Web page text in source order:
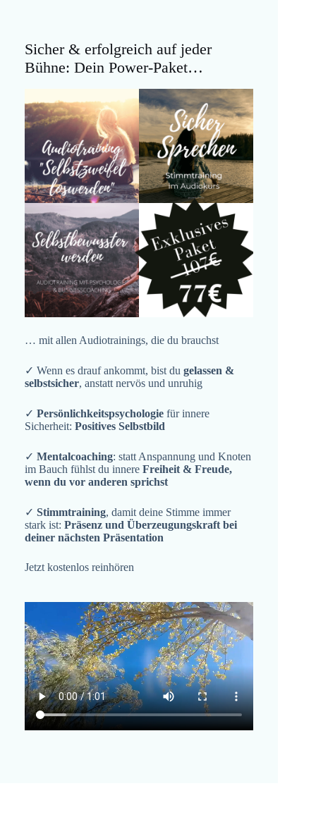
Sicher & erfolgreich auf jeder
Bühne: Dein Power-Paket…
… mit allen Audiotrainings, die du brauchst
✓ Wenn es drauf ankommt, bist du gelassen &
selbstsicher, anstatt nervös und unruhig
✓ Persönlichkeitspsychologie für innere
Sicherheit: Positives Selbstbild
✓ Mentalcoaching: statt Anspannung und Knoten
im Bauch fühlst du innere Freiheit & Freude,
wenn du vor anderen sprichst
✓ Stimmtraining, damit deine Stimme immer
stark ist: Präsenz und Überzeugungskraft bei
deiner nächsten Präsentation
Jetzt kostenlos reinhören